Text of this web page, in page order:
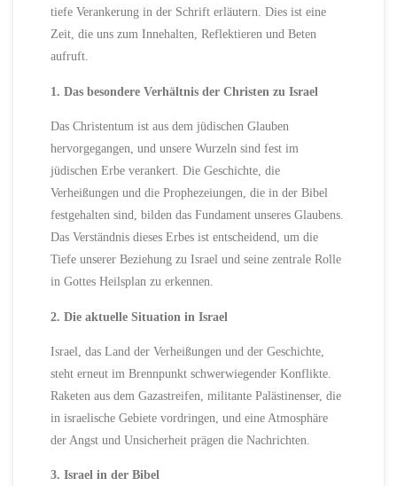
tiefe Verankerung in der Schrift erläutern. Dies ist eine
Zeit, die uns zum Innehalten, Reflektieren und Beten
aufruft.
1. Das besondere Verhältnis der Christen zu Israel
Das Christentum ist aus dem jüdischen Glauben
hervorgegangen, und unsere Wurzeln sind fest im
jüdischen Erbe verankert. Die Geschichte, die
Verheißungen und die Prophezeiungen, die in der Bibel
festgehalten sind, bilden das Fundament unseres Glaubens.
Das Verständnis dieses Erbes ist entscheidend, um die
Tiefe unserer Beziehung zu Israel und seine zentrale Rolle
in Gottes Heilsplan zu erkennen.
2. Die aktuelle Situation in Israel
Israel, das Land der Verheißungen und der Geschichte,
steht erneut im Brennpunkt schwerwiegender Konflikte.
Raketen aus dem Gazastreifen, militante Palästinenser, die
in israelische Gebiete vordringen, und eine Atmosphäre
der Angst und Unsicherheit prägen die Nachrichten.
3. Israel in der Bibel